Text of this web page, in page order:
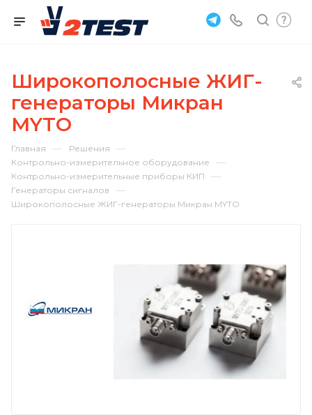
Широкополосные ЖИГ-
генераторы Микран
MYTO
Главная — Решения —
Контрольно-измерительное оборудование —
Контрольно-измерительные приборы КИП —
Генераторы сигналов —
Широкополосные ЖИГ-генераторы Микран MYTO